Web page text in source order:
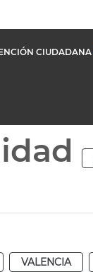
CIUDADANA
VALENCIA